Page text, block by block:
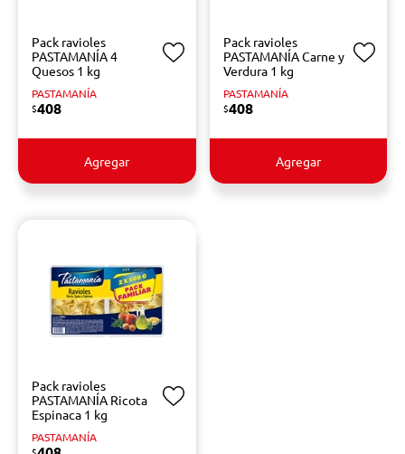
Pack ravioles
PASTAMANÍA 4
Quesos 1 kg
PASTAMANÍA
$408
Agregar
Pack ravioles
PASTAMANÍA Carne y
Verdura 1 kg
PASTAMANÍA
$408
Agregar
Pack ravioles
PASTAMANÍA Ricota
Espinaca 1 kg
PASTAMANÍA